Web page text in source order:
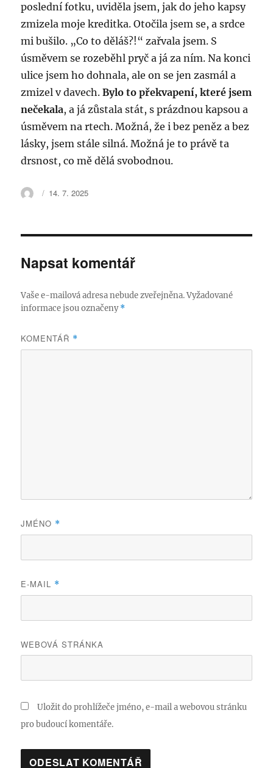
poslední fotku, uviděla jsem, jak do jeho kapsy
zmizela moje kreditka. Otočila jsem se, a srdce
mi bušilo. „Co to děláš?!“ zařvala jsem. S
úsměvem se rozeběhl pryč a já za ním. Na konci
ulice jsem ho dohnala, ale on se jen zasmál a
zmizel v davech.Bylo to překvapení, které jsem
nečekala, a já zůstala stát, s prázdnou kapsou a
úsměvem na rtech. Možná, že i bez peněz a bez
lásky, jsem stále silná. Možná je to právě ta
drsnost, co mě dělá svobodnou.
Autor:Publikováno:
14. 7. 2025
Napsat komentář
Vaše e-mailová adresa nebude zveřejněna. Vyžadované
informace jsou označeny*
KOMENTÁŘ *
JMÉNO *
E-MAIL *
WEBOVÁ STRÁNKA
Uložit do prohlížeče jméno, e-mail a webovou stránku
pro budoucí komentáře.